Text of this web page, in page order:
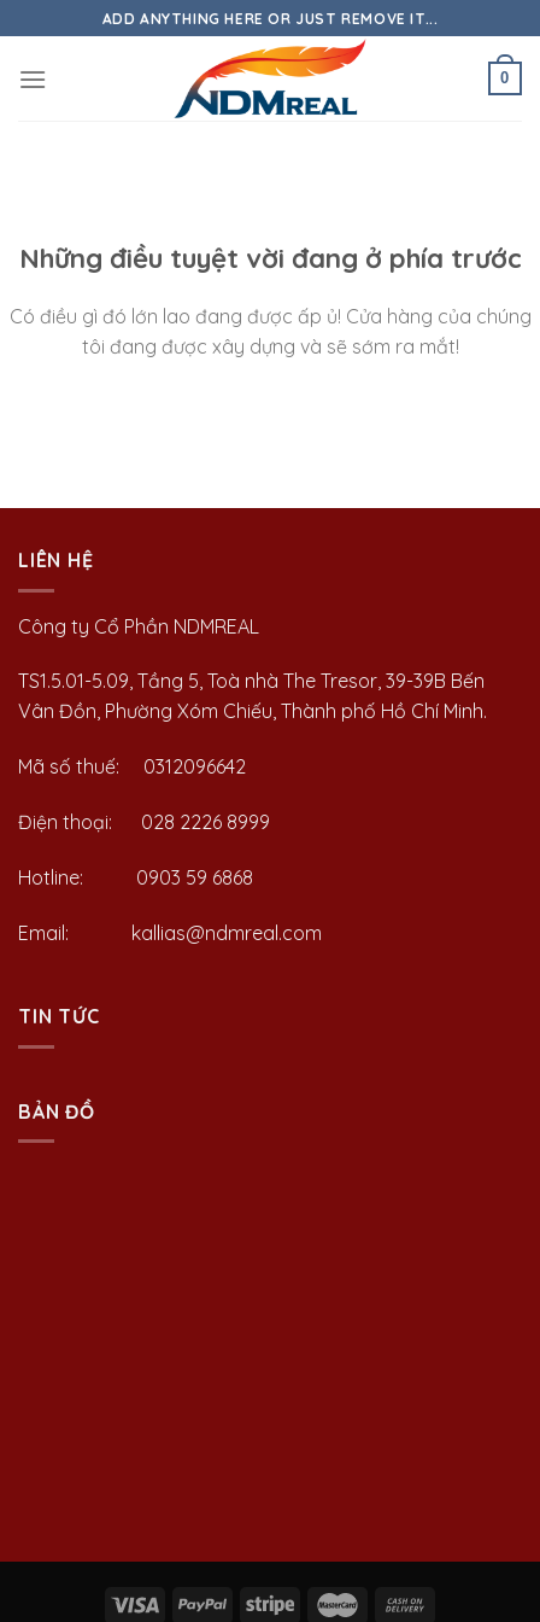
to
content
ADD ANYTHING HERE OR JUST REMOVE IT...
0
Những điều tuyệt vời đang ở phía trước
Có điều gì đó lớn lao đang được ấp ủ! Cửa hàng của chúng
tôi đang được xây dựng và sẽ sớm ra mắt!
LIÊN HỆ
Công ty Cổ Phần NDMREAL
TS1.5.01-5.09, Tầng 5, Toà nhà The Tresor, 39-39B Bến
Vân Đồn, Phường Xóm Chiếu, Thành phố Hồ Chí Minh.
Mã số thuế: 0312096642
Điện thoại: 028 2226 8999
Hotline: 0903 59 6868
Email: kallias@ndmreal.com
TIN TỨC
BẢN ĐỒ